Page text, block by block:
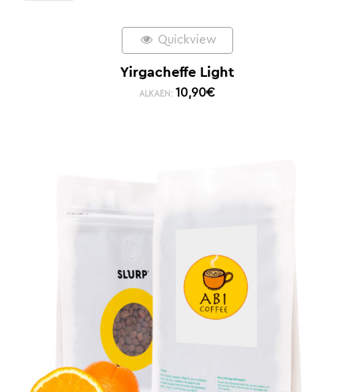
Quickview
Yirgacheffe Light
ALKAEN: 10,90€